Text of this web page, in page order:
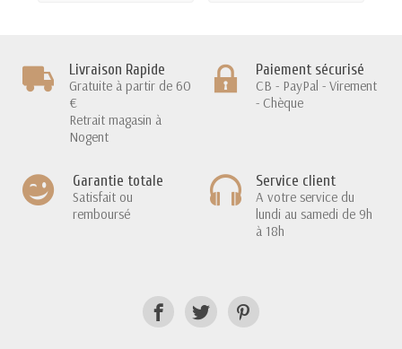
Livraison Rapide
Gratuite à partir de 60
€
Retrait magasin à
Nogent
Paiement sécurisé
CB - PayPal - Virement
- Chèque
Garantie totale
Satisfait ou
remboursé
Service client
A votre service du
lundi au samedi de 9h
à 18h